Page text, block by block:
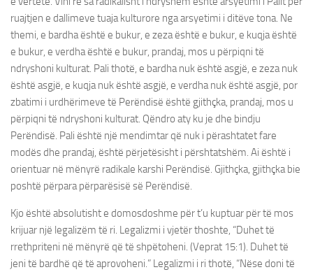
ruajtjen e dallimeve tuaja kulturore nga arsyetimi i ditëve tona. Ne
themi, e bardha është e bukur, e zeza është e bukur, e kuqja është
e bukur, e verdha është e bukur, prandaj, mos u përpiqni të
ndryshoni kulturat. Pali thotë, e bardha nuk është asgjë, e zeza nuk
është asgjë, e kuqja nuk është asgjë, e verdha nuk është asgjë, por
zbatimi i urdhërimeve të Perëndisë është gjithçka, prandaj, mos u
përpiqni të ndryshoni kulturat. Qëndro aty ku je dhe bindju
Perëndisë. Pali është një mendimtar që nuk i përashtatet fare
modës dhe prandaj, është përjetësisht i përshtatshëm. Ai është i
orientuar në mënyrë radikale karshi Perëndisë. Gjithçka, gjithçka bie
poshtë përpara përparësisë së Perëndisë.
Kjo është absolutisht e domosdoshme për t’u kuptuar për të mos
krijuar një legalizëm të ri. Legalizmi i vjetër thoshte, “Duhet të
rrethpriteni në mënyrë që të shpëtoheni. (Veprat 15:1). Duhet të
jeni të bardhë që të aprovoheni.” Legalizmi i ri thotë, “Nëse doni të